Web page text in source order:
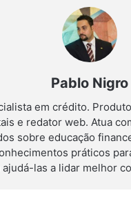
Pablo Nigro
em crédito.
e redator web. Atua
sobre educação
práticos
ajudá-las a lidar melhor